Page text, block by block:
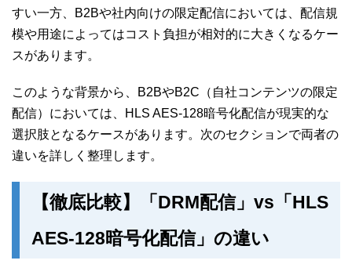
すい一方、B2Bや社内向けの限定配信においては、配信規
模や用途によってはコスト負担が相対的に大きくなるケー
スがあります。
このような背景から、B2BやB2C（自社コンテンツの限定
配信）においては、HLS AES-128暗号化配信が現実的な
選択肢となるケースがあります。次のセクションで両者の
違いを詳しく整理します。
【徹底比較】「DRM配信」vs「HLS
AES-128暗号化配信」の違い